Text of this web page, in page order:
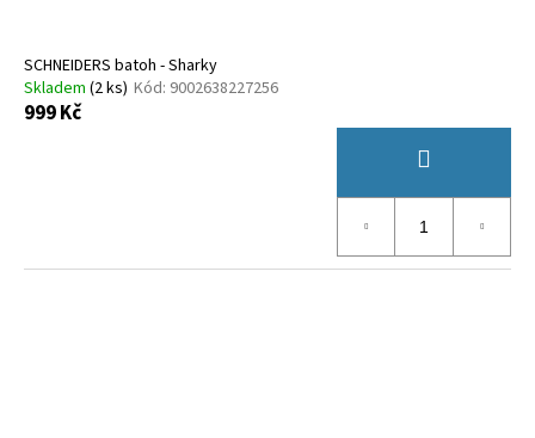
SCHNEIDERS batoh - Sharky
Skladem (2 ks) Kód: 9002638227256
999 Kč